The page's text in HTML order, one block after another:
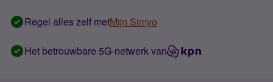
Regel alles zelf metMijn Simyo
Het betrouwbare 5G-netwerk van